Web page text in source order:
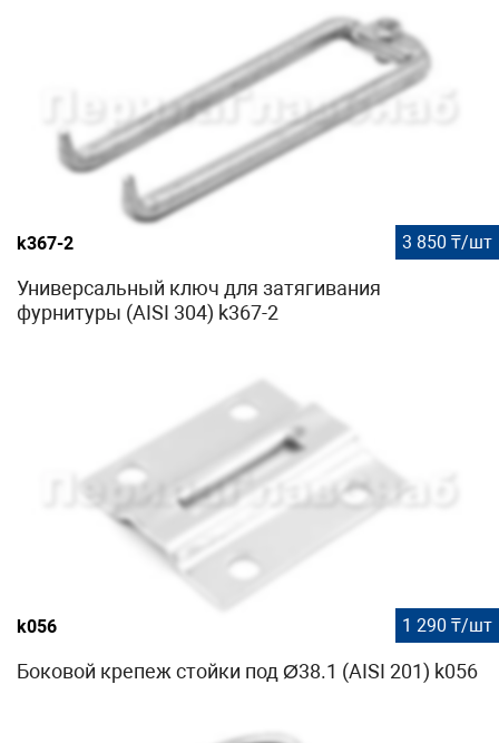
k367-2 3 850 ₸/шт
Универсальный ключ для затягивания
фурнитуры (AISI 304) k367-2
k056 1 290 ₸/шт
Боковой крепеж стойки под Ø38.1 (AISI 201) k056